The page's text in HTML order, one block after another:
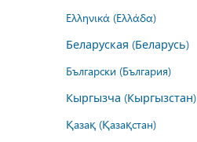
Ελληνικά (Ελλάδα)
Беларуская (Беларусь)
Български (България)
Кыргызча (Кыргызстан)
Қазақ (Қазақстан)